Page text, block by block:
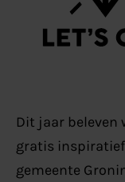
Dit jaar beleven
gratis
gemeente